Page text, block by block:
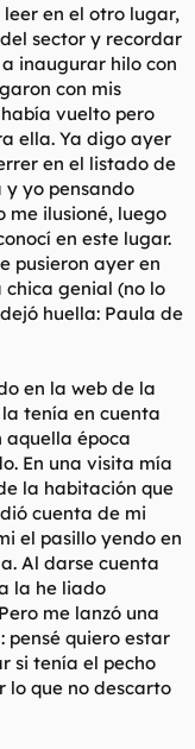
en el otro lugar,
sector y recordar
inaugurar hilo con
con mis
vuelto pero
ella. Ya digo ayer
en el listado de
y yo pensando
me ilusioné, luego
en este lugar.
pusieron ayer en
chica genial (no lo
huella: Paula de
en la web de la
tenía en cuenta
aquella época
En una visita mía
la habitación que
cuenta de mi
el pasillo yendo en
Al darse cuenta
la he liado
me lanzó una
pensé quiero estar
si tenía el pecho
lo que no descarto